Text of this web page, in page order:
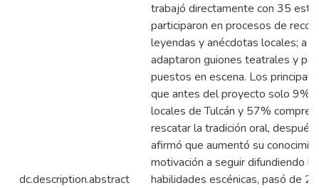
dc.description.abstract
trabajó directamente con 35
participaron en procesos de
leyendas y anécdotas locales; a
adaptaron guiones teatrales y
puestos en escena. Los
que antes del proyecto solo 9%
locales de Tulcán y 57%
rescatar la tradición oral,
afirmó que aumentó su
motivación a seguir difundiendo
habilidades escénicas, pasó de